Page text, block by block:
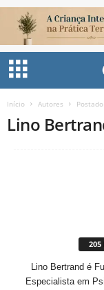
Início Autores
Lino
205
Lino Bertrand é
Especialista em